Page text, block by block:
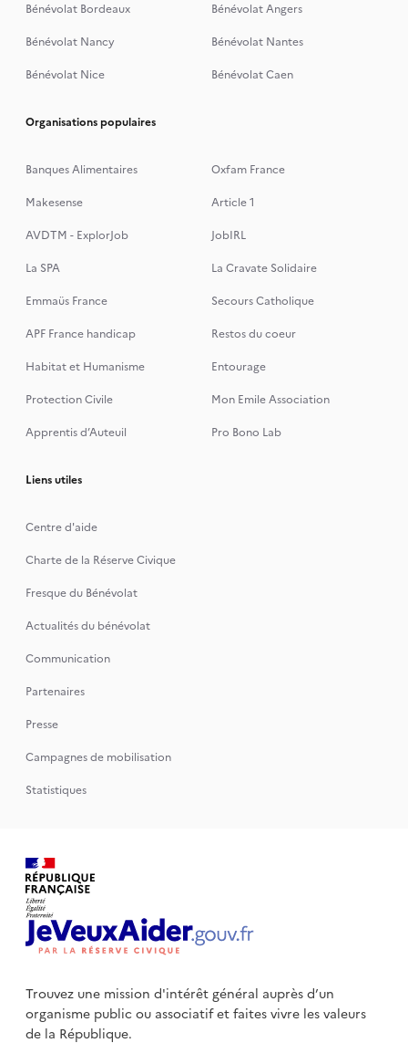
Bénévolat Bordeaux
Bénévolat Angers
Bénévolat Nancy
Bénévolat Nantes
Bénévolat Nice
Bénévolat Caen
Organisations populaires
Banques Alimentaires
Oxfam France
Makesense
Article 1
AVDTM - ExplorJob
JobIRL
La SPA
La Cravate Solidaire
Emmaüs France
Secours Catholique
APF France handicap
Restos du coeur
Habitat et Humanisme
Entourage
Protection Civile
Mon Emile Association
Apprentis d’Auteuil
Pro Bono Lab
Liens utiles
Centre d'aide
Charte de la Réserve Civique
Fresque du Bénévolat
Actualités du bénévolat
Communication
Partenaires
Presse
Campagnes de mobilisation
Statistiques
Trouvez une mission d'intérêt général auprès d’un
organisme publicou associatif et faites vivre les valeurs
de la République.